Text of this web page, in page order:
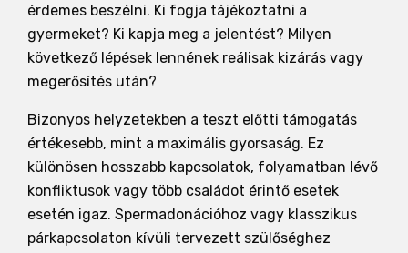
érdemes beszélni. Ki fogja tájékoztatni a
gyermeket? Ki kapja meg a jelentést? Milyen
következő lépések lennének reálisak kizárás vagy
megerősítés után?
Bizonyos helyzetekben a teszt előtti támogatás
értékesebb, mint a maximális gyorsaság. Ez
különösen hosszabb kapcsolatok, folyamatban lévő
konfliktusok vagy több családot érintő esetek
esetén igaz. Spermadonációhoz vagy klasszikus
párkapcsolaton kívüli tervezett szülőséghez